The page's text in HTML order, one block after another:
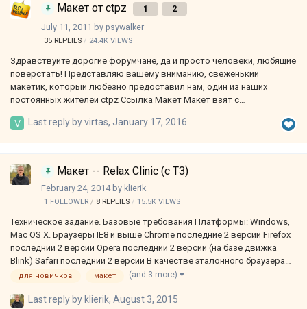
Макет от ctpz 1 2
July 11, 2011 by psywalker
35 REPLIES 24.4K VIEWS
Здравствуйте дорогие форумчане, да и просто человеки, любящие
поверстать! Представляю вашему вниманию, свеженький
макетик, который любезно предоставил нам, один из наших
постоянных жителей ctpz Ссылка Макет Макет взят с
Сайт должен тянуться на всю ширину экрана, при любых
Причём если контента нет, то фон должен растягиваться от верха
до низа всё равно. 3. По бокам тень, не забудьте про неё. 4. Шапка.
Так же тянется, вкладки у верхнего меню должны всегда
находится так же, как на м…
Last reply byvirtas, January 17, 2016
Макет -- Relax Clinic (с ТЗ)
February 24, 2014by klierik
1 FOLLOWER 8 REPLIES 15.5K VIEWS
Техническое задание. Базовые требования Платформы: Windows,
Mac OS X. Браузеры IE8 и выше Chrome последние 2 версии Firefox
последнии 2 версии Opera последнии 2 версии (на базе движка
Blink) Safari последнии 2 версии В качестве эталонного браузера
использовать Chrome или Firefox. Это значит что в одном из них
остальных не должно быть визуальных отличий. Соответствие
Last reply by klierik, August 3, 2015
для новичков макет (and 3 more)